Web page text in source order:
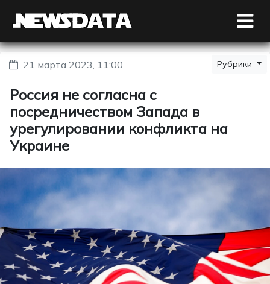
21 марта 2023, 11:00 Рубрики
Россия не согласна с
посредничеством Запада в
урегулировании конфликта на
Украине